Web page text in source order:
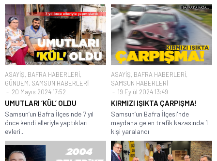
ASAYİŞ, BAFRA HABERLERİ,
GÜNDEM, SAMSUN HABERLERİ
20 Mayıs 2024 17:52
UMUTLARI ‘KÜL’ OLDU
Samsun’un Bafra İlçesinde 7 yıl
önce kendi elleriyle yaptıkları
evleri...
ASAYİŞ, BAFRA HABERLERİ,
SAMSUN HABERLERİ
19 Eylül 2024 13:49
KIRMIZI IŞIKTA ÇARPIŞMA!
Samsun’un Bafra İlçesi'nde
meydana gelen trafik kazasında 1
kişi yaralandı